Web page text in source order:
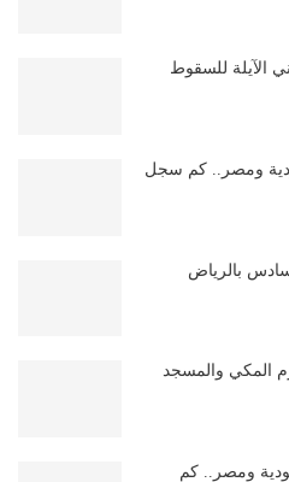
الآيلة للسقوط
ومصر.. كم سجل
بالرياض
المكي والمسجد
ومصر.. كم